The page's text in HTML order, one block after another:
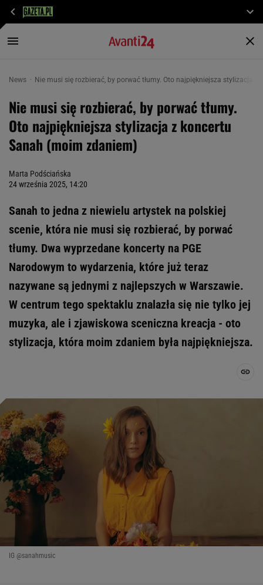
News Nie musi się rozbierać, by porwać tłumy. Oto najpiękniejsza stylizacja
Nie musi się rozbierać, by porwać tłumy.
Oto najpiękniejsza stylizacja z koncertu
Sanah (moim zdaniem)
Marta Podściańska
24 września 2025, 14:20
Sanah to jedna z niewielu artystek na polskiej
scenie, która nie musi się rozbierać, by porwać
tłumy. Dwa wyprzedane koncerty na PGE
Narodowym to wydarzenia, które już teraz
nazywane są jednymi z najlepszych w Warszawie.
W centrum tego spektaklu znalazła się nie tylko jej
muzyka, ale i zjawiskowa sceniczna kreacja - oto
stylizacja, która moim zdaniem była najpiękniejsza.
IG @sanahmusic